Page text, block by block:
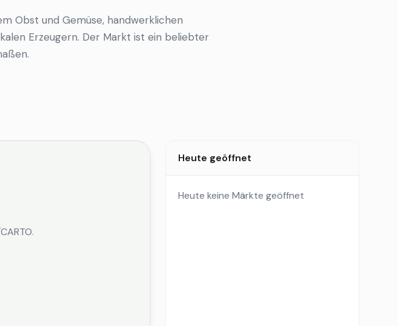
Obst und Gemüse, handwerklichen
Erzeugern. Der Markt ist ein beliebter
Heute geöffnet
Heute keine Märkte geöffnet